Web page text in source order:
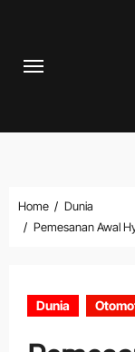
content
Home
Dunia
Pemesanan Awal
Dunia